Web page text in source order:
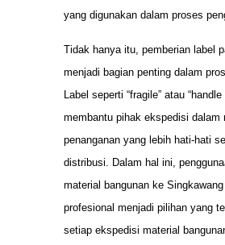
yang digunakan dalam proses
Tidak hanya itu, pemberian label
menjadi bagian penting dalam
Label seperti “fragile” atau
membantu pihak ekspedisi dalam
penanganan yang lebih hati-hati
distribusi. Dalam hal ini,
material bangunan ke
profesional menjadi pilihan yang
setiap ekspedisi material